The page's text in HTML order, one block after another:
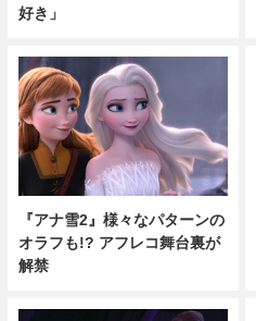
好き」
『アナ雪2』様々なパターンの
オラフも!? アフレコ舞台裏が
解禁